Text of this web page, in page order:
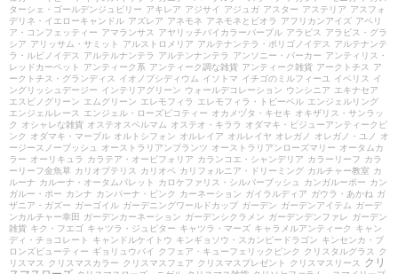
ターシェ・ゴールデンジュビリー アキレア アジサイ アジュガ アスター アステリア アスフォ
デリネ・イエローキャンドル アズレア アネモネ アネモネとビオラ アフリカンアイズ アベリ
ア・コンフェッティー アマランサス アヤリッチバイカラーパープル アラビス
アラビス・グラ
シア アリッサム・サミット アルストロメリア アルテナンテラ・ポリゴノイデス
アルテナンテ
ラ・ルビノイデス
アルテルナンテラ アルテンナンテラ アンソニー・パーカー アンティリス・
レッドカーペット
アンティーク系 アンティーク調な雑貨 アンティーク雑貨 アークトチス
ア
ークトチス・グランディス
イオノプシディウム イソトマ イチゴのミルフィーユ イベリス
イ
ングリッシュデージー インテリアグリーン ウォールデコレーション ウンシニア エキナセア
エスピノグリーン エムグリーン エレモフィラ エレモフィラ・トビーベル エンジェルリング
エンジェルレース
エンジェル・ローズピコティー オカメヅタ・キセキ オキザリス・サンラッ
ク
オシャレな雑貨 オステオスペルマム オステオ・キララ
オダマキ・ビジューアンティークピ
ンク
オダマキ・マーブル オルトシフォン オルレイア オルレイヤ オレガノ オレガノ・ユノ
オ
ージースノーブッシュ
オーストラリアンプランツ オーストラリアンローズマリー オータムカ
ラー オーリキュラ カラテア・オービフォリア カランコエ・シャンデリア カラーリーフ カラ
ーリーフ金魚草 カリオプテリス カリオペ カリフォルニア・ドリーミング カルチャー教室 カ
ルーナ カルーナ・オータムパレット カロケファリス・シルバーブッシュ カンガルーポー カン
ガルー・ポー カンナ カンパーナ・ピンク カーネーション ガイラルディア ガウラ・あかね ガ
ザニア・ガズー ガーゴイル ガーデニングワールドカップ ガーデン ガーデンアイテム ガーデ
ンカルチャー幸田
ガーデンカーネーション ガーデンシクラメン ガーデンデンファレ ガーデン
雑貨 キク・フエゴ キャツラ・ジュピター キャツラ・マーズ キャラメルアンティーク
キャン
ディ・チョコレート
キャンドルケイトウ キンギョソウ・スカンピードラゴン キンセンカ・ブ
ロンズビューティー ギョリュウバイ クフェア・キューフェリックピンク クリスタルグラス
ク
リスマス
クリスマスカラー クリスマスフェア クリスマスプレゼント クリスマスリース
クリ